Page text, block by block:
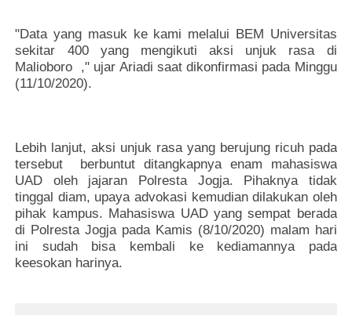
"Data yang masuk ke kami melalui BEM Universitas
sekitar 400 yang mengikuti aksi unjuk rasa di
Malioboro ," ujar Ariadi saat dikonfirmasi pada Minggu
(11/10/2020).
Lebih lanjut, aksi unjuk rasa yang berujung ricuh pada
tersebut berbuntut ditangkapnya enam mahasiswa
UAD oleh jajaran Polresta Jogja. Pihaknya tidak
tinggal diam, upaya advokasi kemudian dilakukan oleh
pihak kampus. Mahasiswa UAD yang sempat berada
di Polresta Jogja pada Kamis (8/10/2020) malam hari
ini sudah bisa kembali ke kediamannya pada
keesokan harinya.